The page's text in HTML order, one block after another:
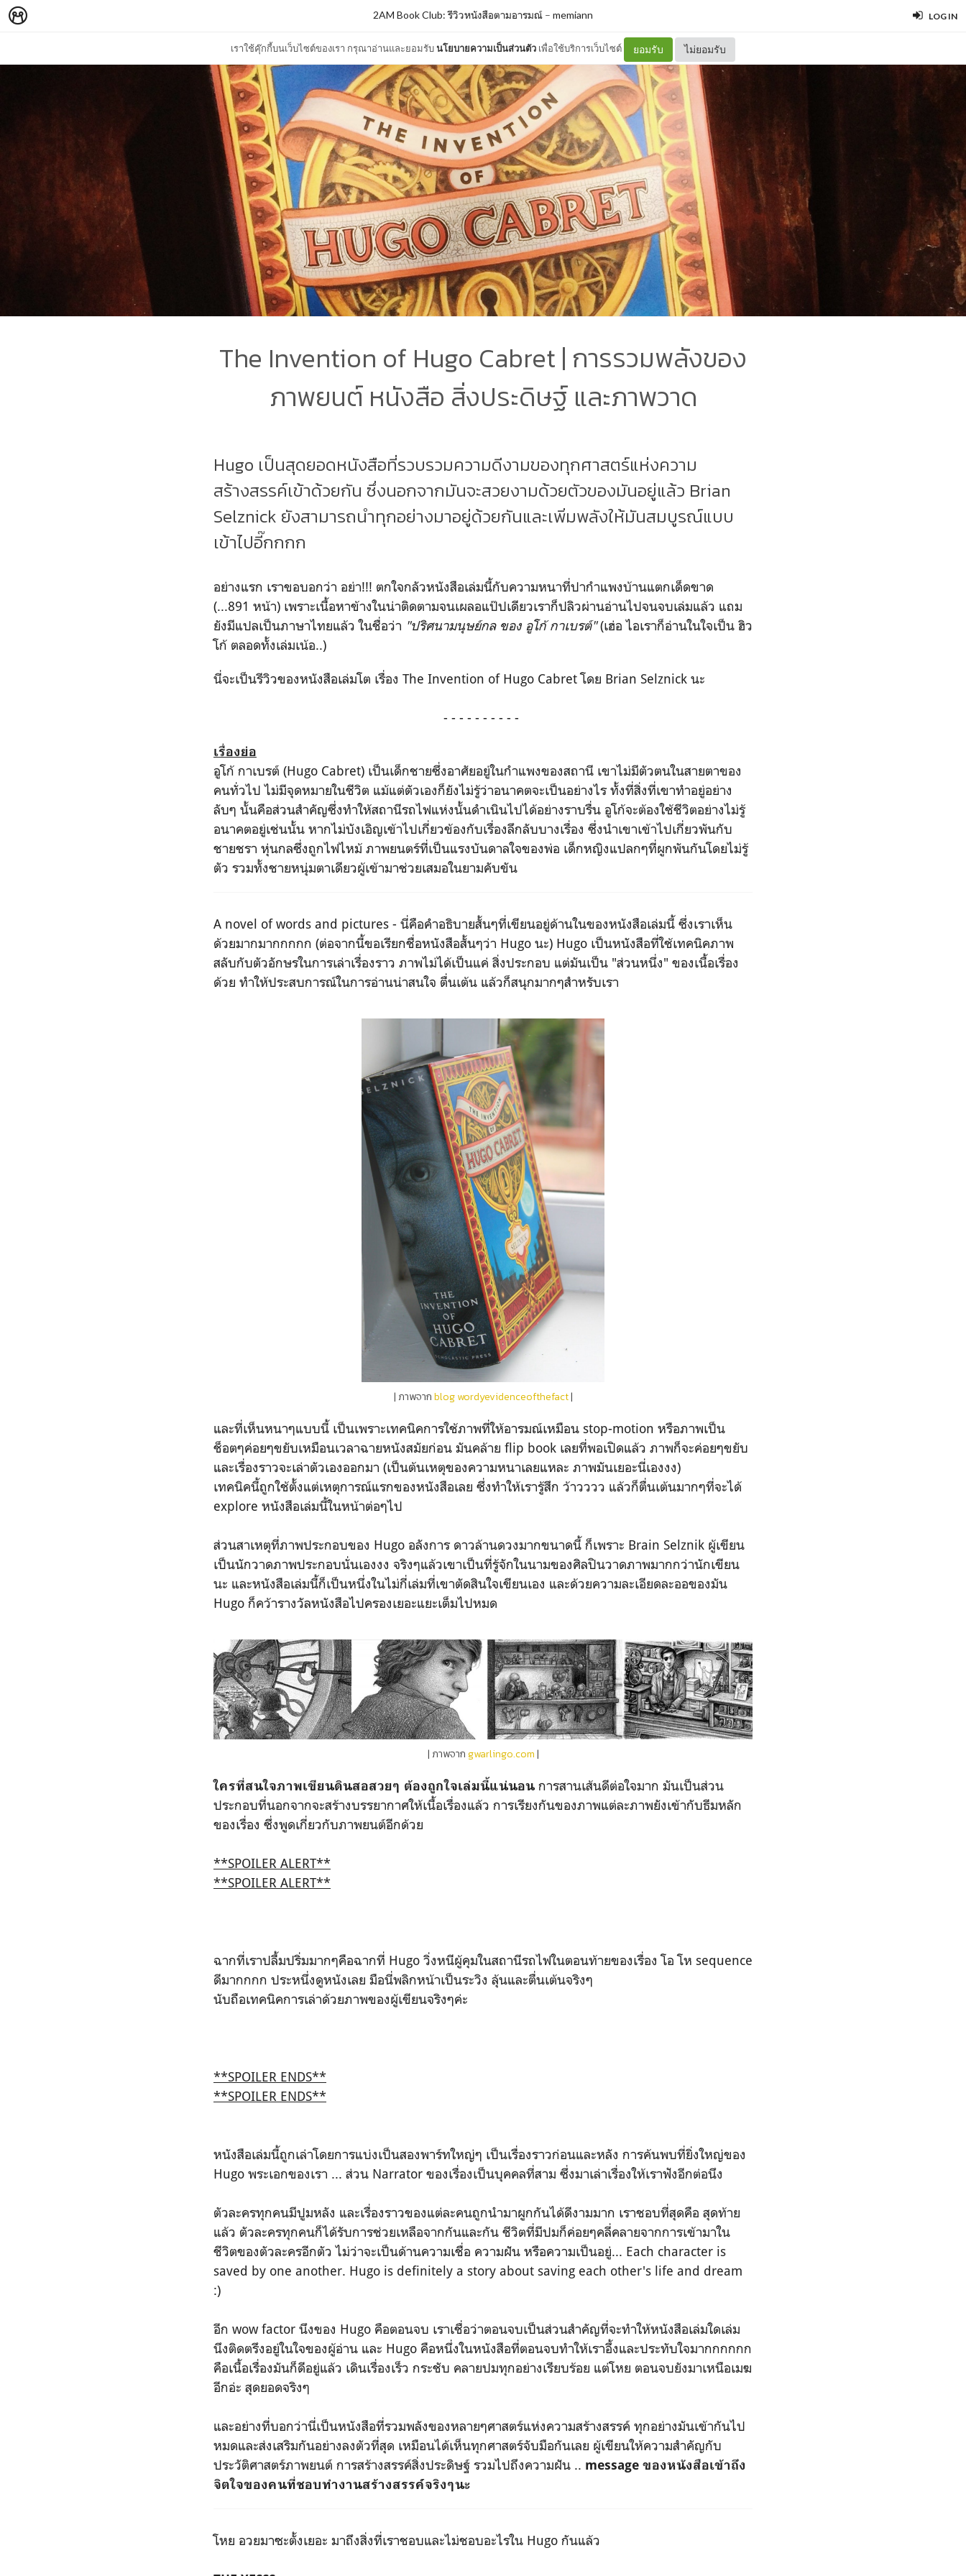
LOG IN
เราใช้คุ๊กกี้บนเว็บไซต์ของเรา กรุณาอ่านและยอมรับนโยบายความเป็นส่วนตัว เพื่อใช้บริการเว็บไซต์ ยอมรับ ไม่ยอมรับ
2AM Book Club: รีวิวหนังสือตามอารมณ์ – memiann
The Invention of Hugo Cabret | การรวมพลังของ
ภาพยนต์ หนังสือ สิ่งประดิษฐ์ และภาพวาด
Hugo เป็นสุดยอดหนังสือที่รวบรวมความดีงามของทุกศาสตร์แห่งความ
สร้างสรรค์เข้าด้วยกัน ซึ่งนอกจากมันจะสวยงามด้วยตัวของมันอยู่แล้ว Brian
Selznick ยังสามารถนำทุกอย่างมาอยู่ด้วยกันและเพิ่มพลังให้มันสมบูรณ์แบบ
เข้าไปอี๊กกกก
อย่างแรก เราขอบอกว่า อย่า!!! ตกใจกลัวหนังสือเล่มนี้กับความหนาที่ปากำแพงบ้านแตกเด็ดขาด
(...891 หน้า) เพราะเนื้อหาข้างในน่าติดตามจนเผลอแป๊ปเดียวเราก็ปลิวผ่านอ่านไปจนจบเล่มแล้ว แถม
ยังมีแปลเป็นภาษาไทยแล้ว ในชื่อว่า "ปริศนามนุษย์กล ของ อูโก้ กาเบรต์"(เฮ่อ ไอเราก็อ่านในใจเป็น ฮิว
โก้ ตลอดทั้งเล่มเน้อ..)
นี่จะเป็นรีวิวของหนังสือเล่มโต เรื่อง The Invention of Hugo Cabret โดย Brian Selznick นะ
- - - - - - - - - -
เรื่องย่อ
อูโก้ กาเบรต์ (Hugo Cabret) เป็นเด็กชายซึ่งอาศัยอยู่ในกําแพงของสถานี เขาไม่มีตัวตนในสายตาของ
คนทั่วไป ไม่มีจุดหมายในชีวิต แม้แต่ตัวเองก็ยังไม่รู้ว่าอนาคตจะเป็นอย่างไร ทั้งที่สิ่งที่เขาทําอยู่อย่าง
ลับๆ นั้นคือส่วนสําคัญซึ่งทําให้สถานีรถไฟแห่งนั้นดําเนินไปได้อย่างราบรื่น อูโก้จะต้องใช้ชีวิตอย่างไม่รู้
อนาคตอยู่เช่นนั้น หากไม่บังเอิญเข้าไปเกี่ยวข้องกับเรื่องลึกลับบางเรื่อง ซึ่งนําเขาเข้าไปเกี่ยวพันกับ
ชายชรา หุ่นกลซึ่งถูกไฟไหม้ ภาพยนตร์ที่เป็นแรงบันดาลใจของพ่อ เด็กหญิงแปลกๆที่ผูกพันกันโดยไม่รู้
ตัว รวมทั้งชายหนุ่มตาเดียวผู้เข้ามาช่วยเสมอในยามคับขัน
A novel of words and pictures - นี่คือคำอธิบายสั้นๆที่เขียนอยู่ด้านในของหนังสือเล่มนี้ ซึ่งเราเห็น
ด้วยมากมากกกกก (ต่อจากนี้ขอเรียกชื่อหนังสือสั้นๆว่า Hugo นะ) Hugo เป็นหนังสือที่ใช้เทคนิคภาพ
สลับกับตัวอักษรในการเล่าเรื่องราว ภาพไม่ได้เป็นแค่ สิ่งประกอบ แต่มันเป็น "ส่วนหนึ่ง" ของเนื้อเรื่อง
ด้วย ทำให้ประสบการณ์ในการอ่านน่าสนใจ ตื่นเต้น แล้วก็สนุกมากๆสำหรับเรา
| ภาพจากblog wordyevidenceofthefact|
และที่เห็นหนาๆแบบนี้ เป็นเพราะเทคนิคการใช้ภาพที่ให้อารมณ์เหมือน stop-motion หรือภาพเป็น
ช็อตๆค่อยๆขยับเหมือนเวลาฉายหนังสมัยก่อน มันคล้าย flip book เลยที่พอเปิดแล้ว ภาพก็จะค่อยๆขยับ
และเรื่องราวจะเล่าตัวเองออกมา (เป็นต้นเหตุของความหนาเลยแหละ ภาพมันเยอะนี่เองงง)
เทคนิคนี้ถูกใช้ตั้งแต่เหตุการณ์แรกของหนังสือเลย ซึ่งทำให้เรารู้สึก ว้าวววว แล้วก็ตื่นเต้นมากๆที่จะได้
explore หนังสือเล่มนี้ในหน้าต่อๆไป
ส่วนสาเหตุที่ภาพประกอบของ Hugo อลังการ ดาวล้านดวงมากขนาดนี้ ก็เพราะ Brain Selznik ผู้เขียน
เป็นนักวาดภาพประกอบนั่นเองงง จริงๆแล้วเขาเป็นที่รู้จักในนามของศิลปินวาดภาพมากกว่านักเขียน
นะ และหนังสือเล่มนี้ก็เป็นหนึ่งในไม่กี่เล่มที่เขาตัดสินใจเขียนเอง และด้วยความละเอียดละออของมัน
Hugo ก็คว้ารางวัลหนังสือไปครองเยอะแยะเต็มไปหมด
| ภาพจากgwarlingo.com|
ใครที่สนใจภาพเขียนดินสอสวยๆ ต้องถูกใจเล่มนี้แน่นอนการสานเส้นดีต่อใจมาก มันเป็นส่วน
ประกอบที่นอกจากจะสร้างบรรยากาศให้เนื้อเรื่องแล้ว การเรียงกันของภาพแต่ละภาพยังเข้ากับธีมหลัก
ของเรื่อง ซึ่งพูดเกี่ยวกับภาพยนต์อีกด้วย
**SPOILER ALERT**
**SPOILER ALERT**
ฉากที่เราปลื้มปริ่มมากๆคือฉากที่ Hugo วิ่งหนีผู้คุมในสถานีรถไฟในตอนท้ายของเรื่อง โอ โห sequence
ดีมากกกก ประหนึ่งดูหนังเลย มือนี่พลิกหน้าเป็นระวิง ลุ้นและตื่นเต้นจริงๆ
นับถือเทคนิคการเล่าด้วยภาพของผู้เขียนจริงๆค่ะ
**SPOILER ENDS**
**SPOILER ENDS**
หนังสือเล่มนี้ถูกเล่าโดยการแบ่งเป็นสองพาร์ทใหญ่ๆ เป็นเรื่องราวก่อนและหลัง การค้นพบที่ยิ่งใหญ่ของ
Hugo พระเอกของเรา ... ส่วน Narrator ของเรื่องเป็นบุคคลที่สาม ซึ่งมาเล่าเรื่องให้เราฟังอีกต่อนึง
ตัวละครทุกคนมีปูมหลัง และเรื่องราวของแต่ละคนถูกนำมาผูกกันได้ดีงามมาก เราชอบที่สุดคือ สุดท้าย
แล้ว ตัวละครทุกคนก็ได้รับการช่วยเหลือจากกันและกัน ชีวิตที่มีปมก็ค่อยๆคลี่คลายจากการเข้ามาใน
ชีวิตของตัวละครอีกตัว ไม่ว่าจะเป็นด้านความเชื่อ ความฝัน หรือความเป็นอยู่... Each character is
saved by one another. Hugo is definitely a story about saving each other's life and dream
:)
อีก wow factor นึงของ Hugo คือตอนจบ เราเชื่อว่าตอนจบเป็นส่วนสำคัญที่จะทำให้หนังสือเล่มใดเล่ม
นึงติดตรึงอยู่ในใจของผู้อ่าน และ Hugo คือหนึ่งในหนังสือที่ตอนจบทำให้เราอึ้งและประทับใจมากกกกกก
คือเนื้อเรื่องมันก็ดีอยู่แล้ว เดินเรื่องเร็ว กระชับ คลายปมทุกอย่างเรียบร้อย แต่โหย ตอนจบยังมาเหนือเมฆ
อีกอ่ะ สุดยอดจริงๆ
และอย่างที่บอกว่านี่เป็นหนังสือที่รวมพลังของหลายๆศาสตร์แห่งความสร้างสรรค์ ทุกอย่างมันเข้ากันไป
หมดและส่งเสริมกันอย่างลงตัวที่สุด เหมือนได้เห็นทุกศาสตร์จับมือกันเลย ผู้เขียนให้ความสำคัญกับ
ประวัติศาสตร์ภาพยนต์ การสร้างสรรค์สิ่งประดิษฐ์ รวมไปถึงความฝัน .. message ของหนังสือเข้าถึง
จิตใจของคนที่ชอบทำงานสร้างสรรค์จริงๆนะ
โหย อวยมาซะตั้งเยอะ มาถึงสิ่งที่เราชอบและไม่ชอบอะไรใน Hugo กันแล้ว